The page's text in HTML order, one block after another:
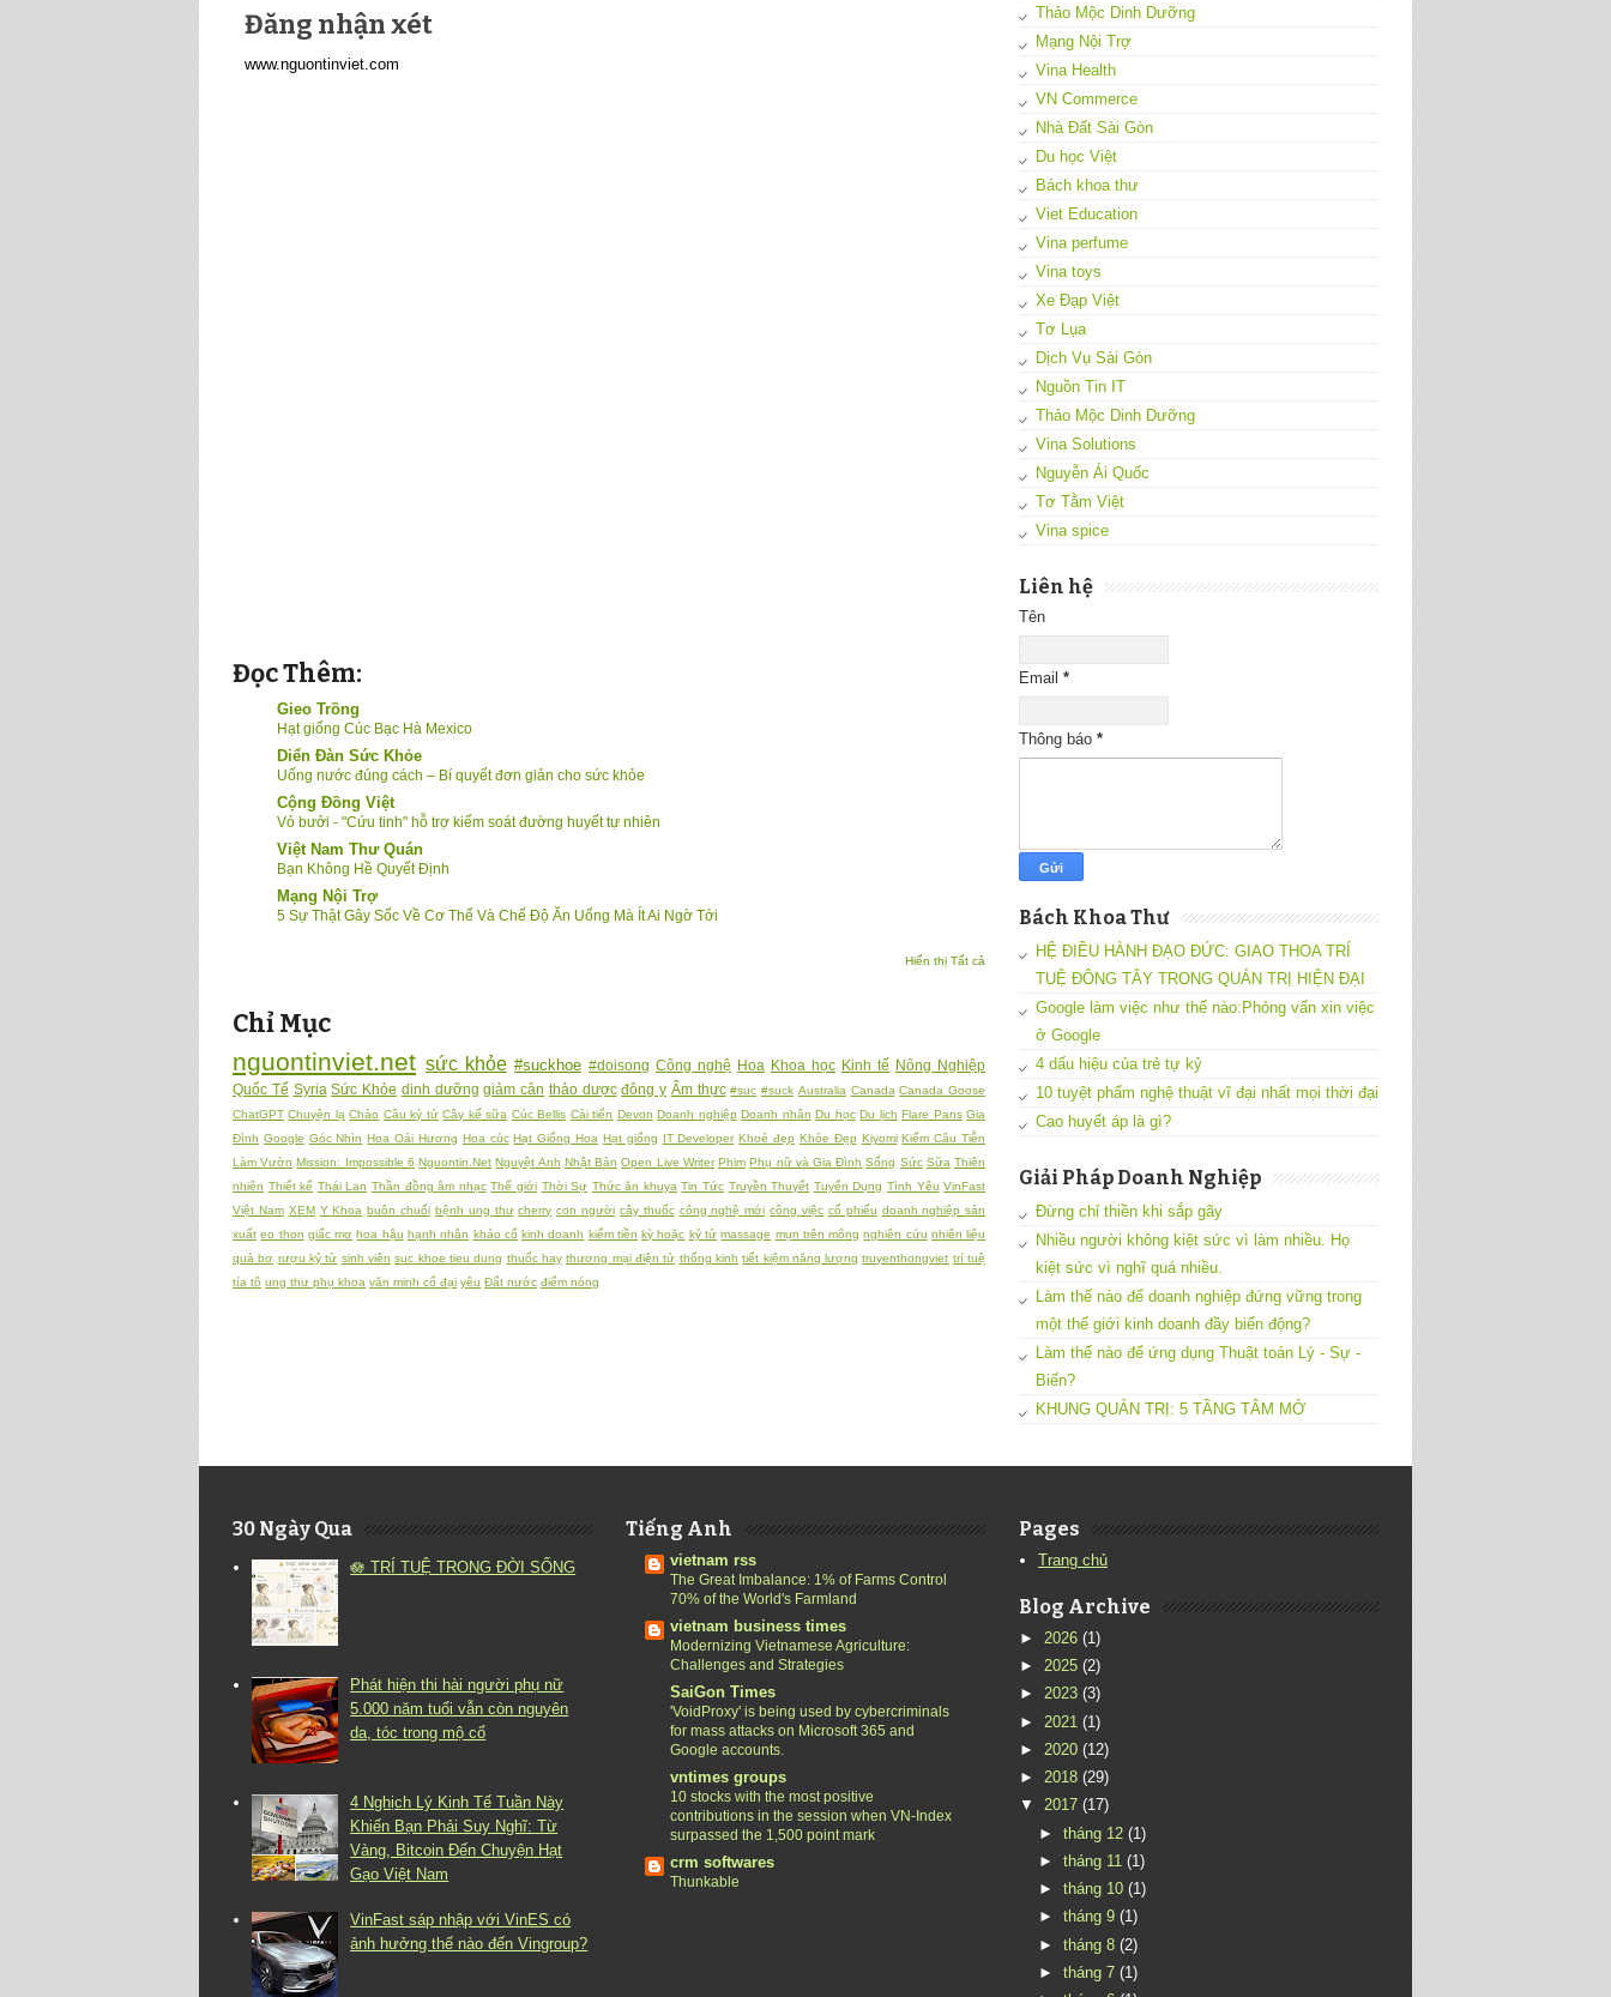
Đăng nhận xét
www.nguontinviet.com
Đọc Thêm:
Gieo Trồng
Hạt giống Cúc Bạc Hà Mexico
Diển Đàn Sức Khỏe
Uống nước đúng cách – Bí quyết đơn giản cho sức khỏe
Cộng Đồng Việt
Vỏ bưởi - "Cứu tinh" hỗ trợ kiểm soát đường huyết tự nhiên
Việt Nam Thư Quán
Bạn Không Hề Quyết Định
Mạng Nội Trợ
5 Sự Thật Gây Sốc Về Cơ Thể Và Chế Độ Ăn Uống Mà Ít Ai Ngờ Tới
Hiển thị Tất cả
Chỉ Mục
nguontinviet.net sức khỏe #suckhoe #doisong Công nghệ Hoa Khoa học Kinh tế Nông Nghiệp
Quốc Tế Syria Sức Khỏe dinh dưỡng giảm cân thảo dược đông y Ẩm thực #suc #suck Australia Canada Canada Goose
ChatGPT Chuyện lạ Chảo Câu kỷ tử Cây kế sữa Cúc Bellis Cải tiến Devon Doanh nghiệp Doanh nhân Du học Du lịch Flare Pans Gia
Đình Google Góc Nhìn Hoa Oải Hương Hoa cúc Hạt Giống Hoa Hạt giống IT Developer Khoẻ đẹp Khỏe Đẹp Kiyomi Kiếm Câu Tiễn
Làm Vườn Mission: Impossible 6 Nguontin.Net Nguyệt Anh Nhật Bản Open Live Writer Phim Phụ nữ và Gia Đình Sống Sức Sữa Thiên
nhiên Thiết kế Thái Lan Thần đồng âm nhạc Thế giới Thời Sự Thức ăn khuya Tin Tức Truyền Thuyết Tuyển Dụng Tình Yêu VinFast
Việt Nam XEM Y Khoa buôn chuối bệnh ung thư cherry con người cây thuốc công nghệ mới công việc cổ phiếu doanh nghiệp sản
xuất eo thon giấc mơ hoa hậu hạnh nhân khảo cổ kinh doanh kiếm tiền kỳ hoặc kỷ tử massage mụn trên mông nghiên cứu nhiên liệu
quả bơ rượu kỷ tử sinh viên suc khoe tieu dung thuốc hay thương mại điện tử thống kinh tiết kiệm năng lượng truyenthongviet trí tuệ
tía tô ung thư phụ khoa văn minh cổ đại yêu Đất nước điểm nóng
Thảo Mộc Dinh Dưỡng
Mạng Nội Trợ
Vina Health
VN Commerce
Nhà Đất Sài Gòn
Du học Việt
Bách khoa thư
Viet Education
Vina perfume
Vina toys
Xe Đạp Việt
Tơ Lụa
Dịch Vụ Sài Gòn
Nguồn Tin IT
Thảo Mộc Dinh Dưỡng
Vina Solutions
Nguyễn Ái Quốc
Tơ Tằm Việt
Vina spice
Liên hệ
Tên
Email *
Thông báo *
Bách Khoa Thư
HỆ ĐIỀU HÀNH ĐẠO ĐỨC: GIAO THOA TRÍ
TUỆ ĐÔNG TÂY TRONG QUẢN TRỊ HIỆN ĐẠI
Google làm việc như thế nào:Phỏng vấn xin việc
ở Google
4 dấu hiệu của trẻ tự kỷ
10 tuyệt phẩm nghệ thuật vĩ đại nhất mọi thời đại
Cao huyết áp là gì?
Giải Pháp Doanh Nghiệp
Đừng chỉ thiền khi sắp gãy
Nhiều người không kiệt sức vì làm nhiều. Họ
kiệt sức vì nghĩ quá nhiều.
Làm thế nào để doanh nghiệp đứng vững trong
một thế giới kinh doanh đầy biến động?
Làm thế nào để ứng dụng Thuật toán Lý - Sự -
Biến?
KHUNG QUẢN TRỊ: 5 TẦNG TÂM MỞ
30 Ngày Qua
🪷 TRÍ TUỆ TRONG ĐỜI SỐNG
Phát hiện thi hài người phụ nữ
5.000 năm tuổi vẫn còn nguyên
da, tóc trong mộ cổ
4 Nghịch Lý Kinh Tế Tuần Này
Khiến Bạn Phải Suy Nghĩ: Từ
Vàng, Bitcoin Đến Chuyện Hạt
Gạo Việt Nam
VinFast sáp nhập với VinES có
ảnh hưởng thế nào đến Vingroup?
Tiếng Anh
vietnam rss
The Great Imbalance: 1% of Farms Control
70% of the World's Farmland
vietnam business times
Modernizing Vietnamese Agriculture:
Challenges and Strategies
SaiGon Times
'VoidProxy' is being used by cybercriminals
for mass attacks on Microsoft 365 and
Google accounts.
vntimes groups
10 stocks with the most positive
contributions in the session when VN-Index
surpassed the 1,500 point mark
crm softwares
Thunkable
Pages
Trang chủ
Blog Archive
► 2026 (1)
► 2025 (2)
► 2023 (3)
► 2021 (1)
► 2020 (12)
► 2018 (29)
▼ 2017 (17)
► tháng 12 (1)
► tháng 11 (1)
► tháng 10 (1)
► tháng 9 (1)
► tháng 8 (2)
► tháng 7 (1)